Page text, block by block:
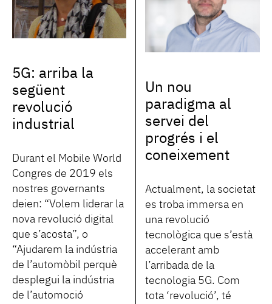
5G: arriba la
següent
revolució
industrial
Durant el Mobile World
Congres de 2019 els
nostres governants
deien: “Volem liderar la
nova revolució digital
que s’acosta”, o
“Ajudarem la indústria
de l’automòbil perquè
desplegui la indústria
de l’automoció
Un nou
paradigma al
servei del
progrés i el
coneixement
Actualment, la societat
es troba immersa en
una revolució
tecnològica que s’està
accelerant amb
l’arribada de la
tecnologia 5G. Com
tota ‘revolució’, té